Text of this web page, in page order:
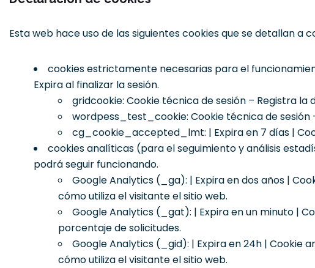
Esta web hace uso de las siguientes cookies que se detallan a
cookies estrictamente necesarias para el
Expira al finalizar la sesión.
gridcookie: Cookie técnica de sesión – Registra
wordpess_test_cookie: Cookie técnica de sesión
cg_cookie_accepted_lmt: | Expira en 7 días |
cookies analíticas (para el seguimiento y análisis
podrá seguir funcionando.
Google Analytics (_ga): | Expira en dos años |
cómo utiliza el visitante el sitio web.
Google Analytics (_gat): | Expira en un minuto |
porcentaje de solicitudes.
Google Analytics (_gid): | Expira en 24h | Cookie
cómo utiliza el visitante el sitio web.